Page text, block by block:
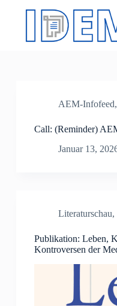
AEM-Infofeed,
Call: (Reminder)
Januar 13,
Literaturschau,
Publikation: Leben,
Kontroversen der